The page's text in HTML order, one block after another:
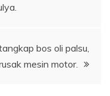
bos oli palsu,
mesin motor.